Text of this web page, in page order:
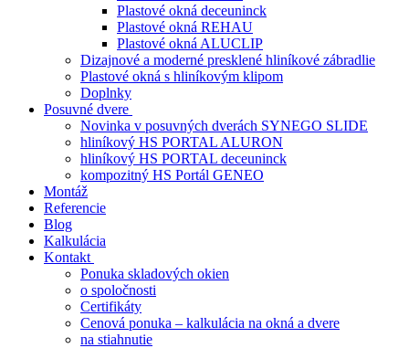
Plastové okná deceuninck
Plastové okná REHAU
Plastové okná ALUCLIP
Dizajnové a moderné presklené hliníkové zábradlie
Plastové okná s hliníkovým klipom
Doplnky
Posuvné dvere
Novinka v posuvných dverách SYNEGO SLIDE
hliníkový HS PORTAL ALURON
hliníkový HS PORTAL deceuninck
kompozitný HS Portál GENEO
Montáž
Referencie
Blog
Kalkulácia
Kontakt
Ponuka skladových okien
o spoločnosti
Certifikáty
Cenová ponuka – kalkulácia na okná a dvere
na stiahnutie